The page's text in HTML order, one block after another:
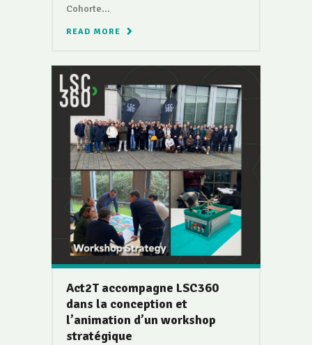
Cohorte...
READ MORE
Act2T accompagne LSC360
dans la conception et
l’animation d’un workshop
stratégique